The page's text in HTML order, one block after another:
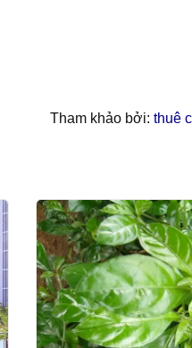
Tham khảo bởi: thuê